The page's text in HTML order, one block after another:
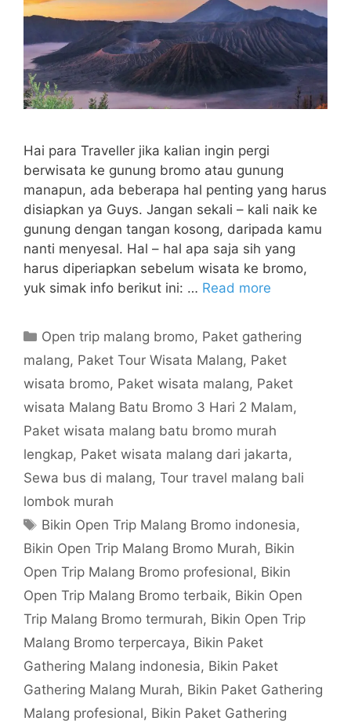
Hai para Traveller jika kalian ingin pergi
berwisata ke gunung bromo atau gunung
manapun, ada beberapa hal penting yang harus
disiapkan ya Guys. Jangan sekali – kali naik ke
gunung dengan tangan kosong, daripada kamu
nanti menyesal. Hal – hal apa saja sih yang
harus diperiapkan sebelum wisata ke bromo,
yuk simak info berikut ini: … Read more
Open trip malang bromo, Paket gathering
malang, Paket Tour Wisata Malang, Paket
wisata bromo, Paket wisata malang, Paket
wisata Malang Batu Bromo 3 Hari 2 Malam,
Paket wisata malang batu bromo murah
lengkap, Paket wisata malang dari jakarta,
Sewa bus di malang, Tour travel malang bali
lombok murah
Bikin Open Trip Malang Bromo indonesia,
Bikin Open Trip Malang Bromo Murah, Bikin
Open Trip Malang Bromo profesional, Bikin
Open Trip Malang Bromo terbaik, Bikin Open
Trip Malang Bromo termurah, Bikin Open Trip
Malang Bromo terpercaya, Bikin Paket
Gathering Malang indonesia, Bikin Paket
Gathering Malang Murah, Bikin Paket Gathering
Malang profesional, Bikin Paket Gathering